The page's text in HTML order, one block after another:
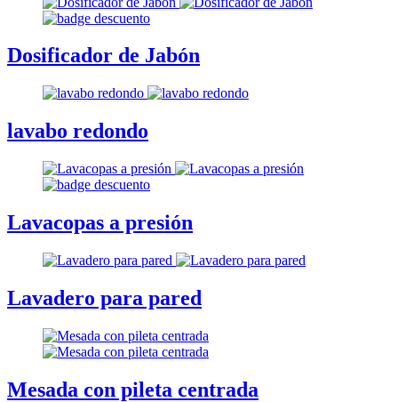
Dosificador de Jabón
lavabo redondo
Lavacopas a presión
Lavadero para pared
Mesada con pileta centrada